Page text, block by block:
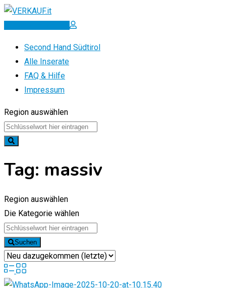
Zum
Inserat erstellen
Second Hand Südtirol
Alle Inserate
FAQ & Hilfe
Impressum
Region auswählen
Tag: massiv
Region auswählen
Die Kategorie wählen
Suchen